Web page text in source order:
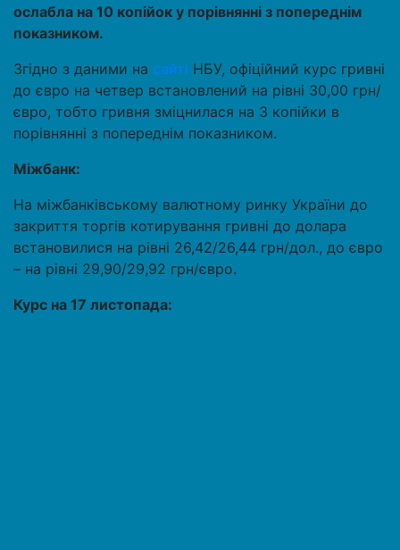
ослабла на 10 копійок у порівнянні з попереднім
показником.
Згідно з даними на сайті НБУ, офіційний курс гривні
до євро на четвер встановлений на рівні 30,00 грн/
євро, тобто гривня зміцнилася на 3 копійки в
порівнянні з попереднім показником.
Міжбанк:
На міжбанківському валютному ринку України до
закриття торгів котирування гривні до долара
встановилися на рівні 26,42/26,44 грн/дол., до євро
– на рівні 29,90/29,92 грн/євро.
Курс на 17 листопада: